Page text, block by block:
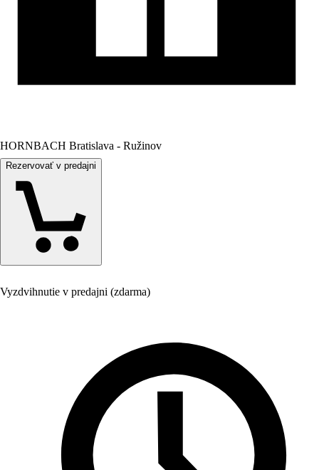
HORNBACH Bratislava - Ružinov
Rezervovať v predajni
Vyzdvihnutie v predajni (zdarma)